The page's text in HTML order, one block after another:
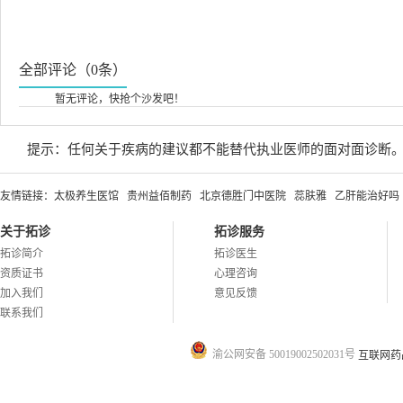
全部评论（0条）
暂无评论，快抢个沙发吧！
提示：任何关于疾病的建议都不能替代执业医师的面对面诊断
友情链接： 太极养生医馆 贵州益佰制药 北京德胜门中医院 蕊肤雅 乙肝能治好吗
关于拓诊
拓诊简介
资质证书
加入我们
联系我们
拓诊服务
拓诊医生
心理咨询
意见反馈
渝公网安备 50019002502031号 互联网